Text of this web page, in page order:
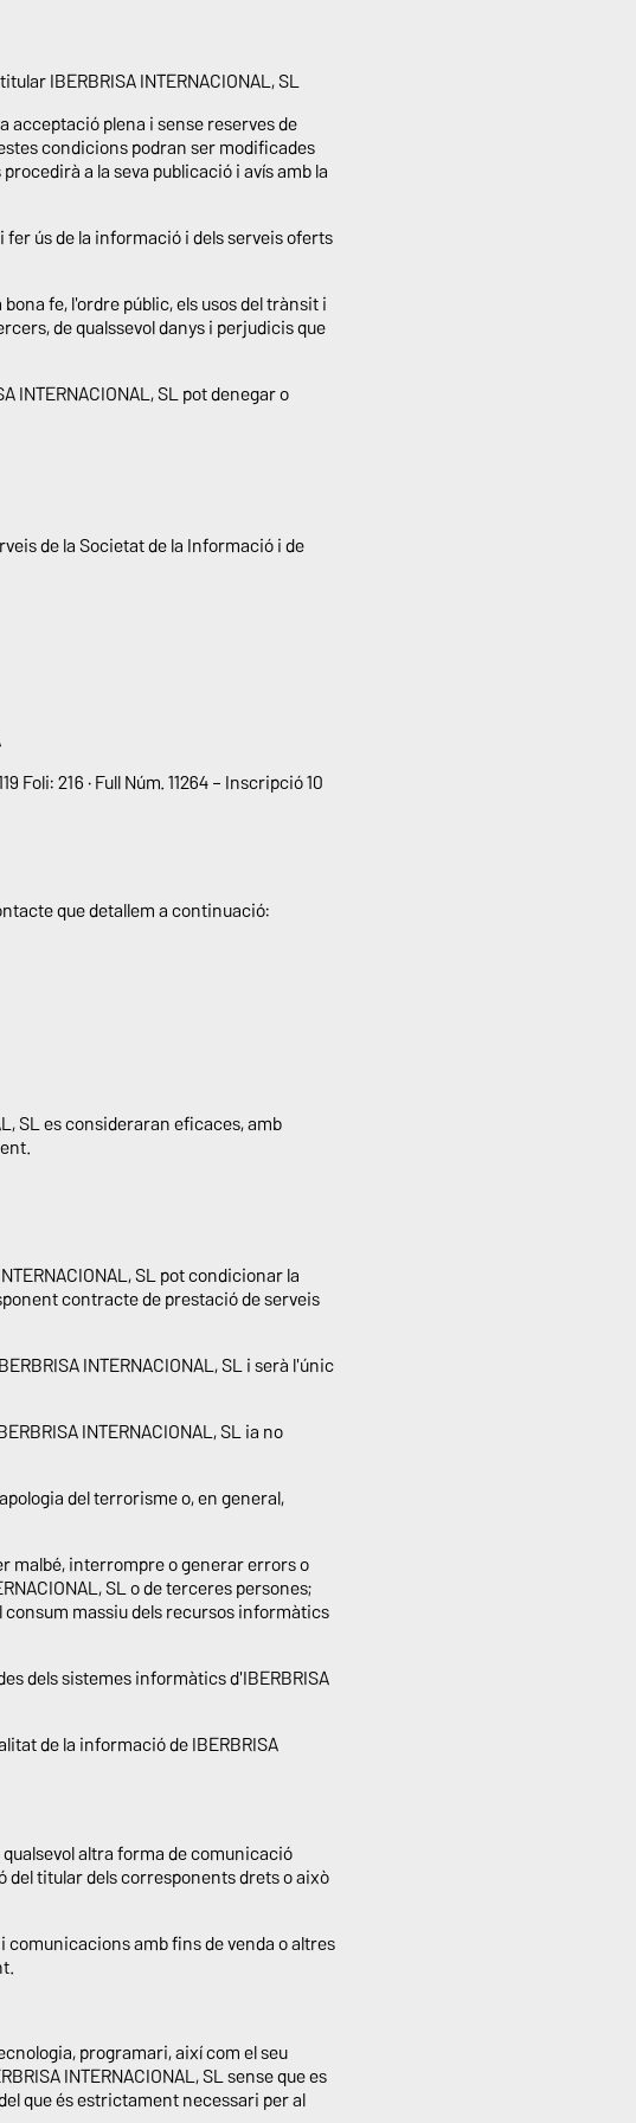
IBERBRISA INTERNACIONAL, SL
acceptació plena i sense reserves de
condicions podran ser modificades
a la seva publicació i avís amb la
ús de la informació i dels serveis oferts
fe, l'ordre públic, els usos del trànsit i
de qualssevol danys i perjudicis que
INTERNACIONAL, SL pot denegar o
de la Societat de la Informació i de
Foli: 216 · Full Núm. 11264 – Inscripció 10
que detallem a continuació:
SL es consideraran eficaces, amb
SL pot condicionar la
contracte de prestació de serveis
INTERNACIONAL, SL i serà l'únic
INTERNACIONAL, SL ia no
del terrorisme o, en general,
malbé, interrompre o generar errors o
SL o de terceres persones;
massiu dels recursos informàtics
dels sistemes informàtics d'IBERBRISA
de la informació de IBERBRISA
qualsevol altra forma de comunicació
titular dels corresponents drets o això
comunicacions amb fins de venda o altres
programari, així com el seu
INTERNACIONAL, SL sense que es
que és estrictament necessari per al